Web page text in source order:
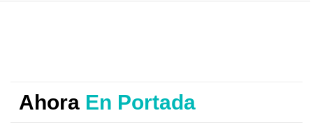
Ahora En Portada